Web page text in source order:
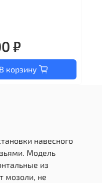
₽
В корзину
навесного
Модель
из
мозоли, не